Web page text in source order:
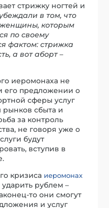
стрижку ногтей и
в том, что
женщины, которым
по своему
фактом: стрижка
а вот аборт –
иеромонаха не
его предложении о
сферы услуг
рынков сбыта и
за контроль
не говоря уже о
будут
вступив в
кризиса иеромонах
рублем –
то они смогут
и услуг